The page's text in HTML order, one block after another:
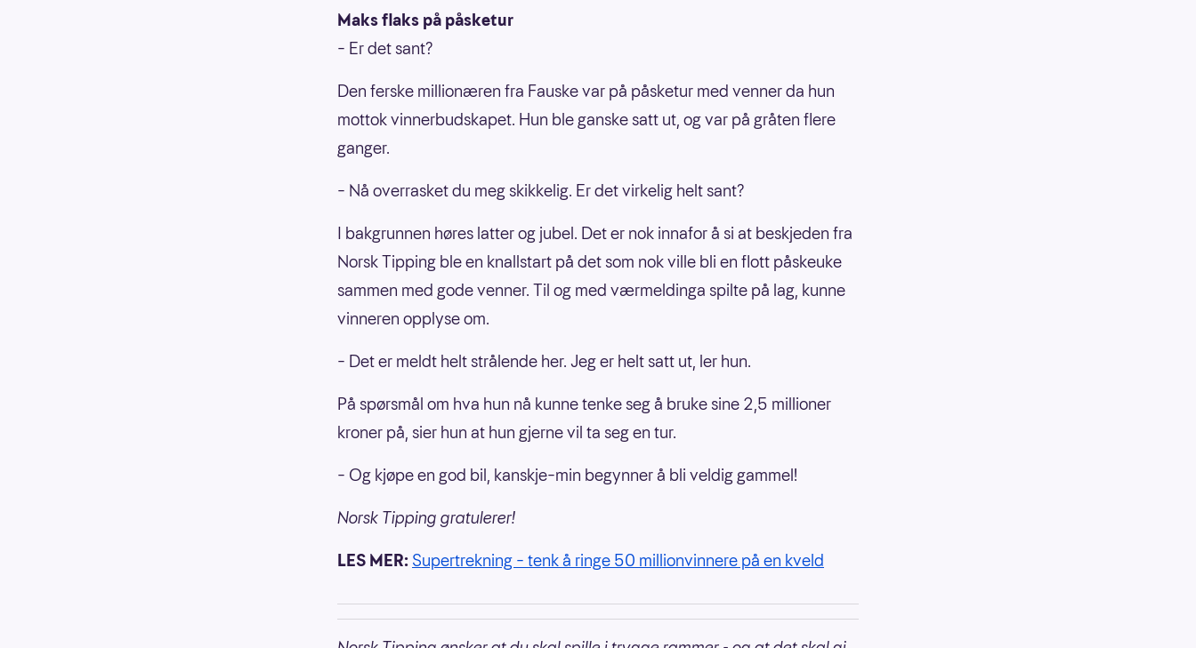
Maks flaks på påsketur
– Er det sant?
Den ferske millionæren fra Fauske var på påsketur med venner da hun
mottok vinnerbudskapet. Hun ble ganske satt ut, og var på gråten flere
ganger.
– Nå overrasket du meg skikkelig. Er det virkelig helt sant?
I bakgrunnen høres latter og jubel. Det er nok innafor å si at beskjeden fra
Norsk Tipping ble en knallstart på det som nok ville bli en flott påskeuke
sammen med gode venner. Til og med værmeldinga spilte på lag, kunne
vinneren opplyse om.
– Det er meldt helt strålende her. Jeg er helt satt ut, ler hun.
På spørsmål om hva hun nå kunne tenke seg å bruke sine 2,5 millioner
kroner på, sier hun at hun gjerne vil ta seg en tur.
– Og kjøpe en god bil, kanskje–min begynner å bli veldig gammel!
Norsk Tipping gratulerer!
LES MER: Supertrekning – tenk å ringe 50 millionvinnere på en kveld